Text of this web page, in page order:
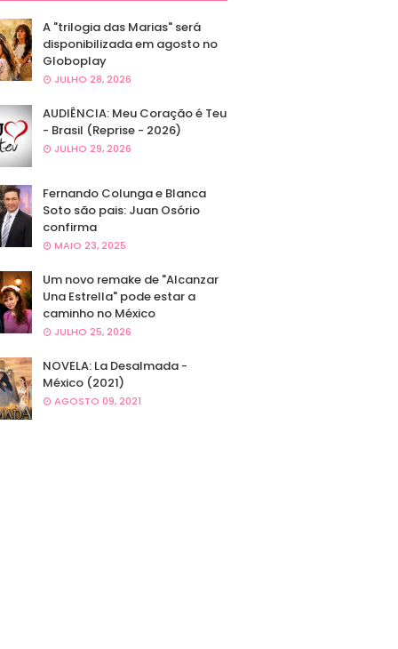
A "trilogia das Marias" será
disponibilizada em agosto no
Globoplay
JULHO 28, 2026
AUDIÊNCIA: Meu Coração é Teu
- Brasil (Reprise - 2026)
JULHO 29, 2026
Fernando Colunga e Blanca
Soto são pais: Juan Osório
confirma
MAIO 23, 2025
Um novo remake de "Alcanzar
Una Estrella" pode estar a
caminho no México
JULHO 25, 2026
NOVELA: La Desalmada -
México (2021)
AGOSTO 09, 2021